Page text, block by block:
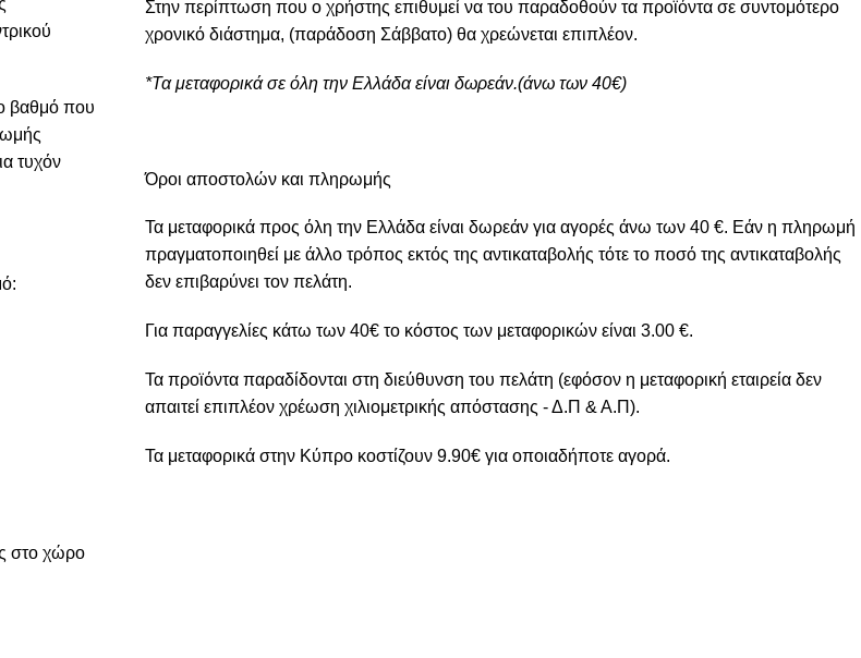
βαθμό που
τυχόν
στο χώρο
Στην περίπτωση που ο χρήστης επιθυμεί να του παραδοθούν τα προϊόντα σε συντομότερο
χρονικό διάστημα, (παράδοση Σάββατο) θα χρεώνεται επιπλέον.
*Τα μεταφορικά σε όλη την Ελλάδα είναι δωρεάν.(άνω των 40€)
Όροι αποστολών και πληρωμής
Τα μεταφορικά προς όλη την Ελλάδα είναι δωρεάν για αγορές άνω των 40 €. Εάν η πληρωμή
πραγματοποιηθεί με άλλο τρόπος εκτός της αντικαταβολής τότε το ποσό της αντικαταβολής
δεν επιβαρύνει τον πελάτη.
Για παραγγελίες κάτω των 40€ το κόστος των μεταφορικών είναι 3.00 €.
Τα προϊόντα παραδίδονται στη διεύθυνση του πελάτη (εφόσον η μεταφορική εταιρεία δεν
απαιτεί επιπλέον χρέωση χιλιομετρικής απόστασης - Δ.Π & Α.Π).
Τα μεταφορικά στην Κύπρο κοστίζουν 9.90€ για οποιαδήποτε αγορά.